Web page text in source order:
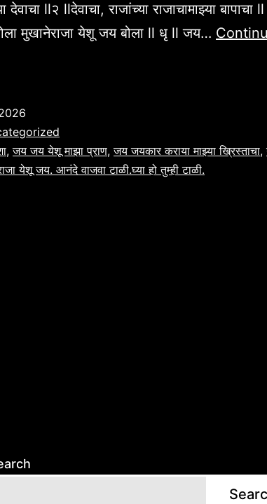
देवाचा ll२ llदेवाचा, राजांच्या राजाचामाझ्या
मुखानेराजा येशू जय बोला ll धृ ll जय…
,जय जय येशू माझा प्राण,जय जयकार कराया माझ्या ख्रिस्ताचा,
येशू जय. आनंदे वाजवा टाळी.घ्या हो तुम्ही टाळी.